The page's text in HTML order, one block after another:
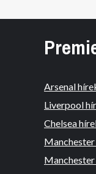
Arsenal
Liverpool
Chelsea